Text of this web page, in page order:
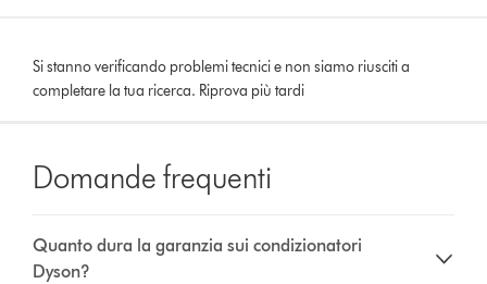
Si stanno verificando problemi tecnici e non siamo riusciti a
completare la tua ricerca. Riprova più tardi
Domande frequenti
Quanto dura la garanzia sui condizionatori
Dyson?